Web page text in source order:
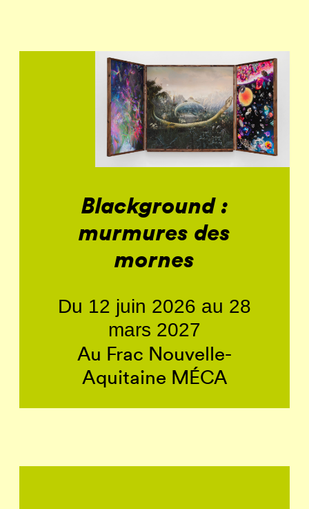
Blackground :
murmures des
mornes
Du 12 juin 2026 au 28
mars 2027
Au Frac Nouvelle-
Aquitaine MÉCA